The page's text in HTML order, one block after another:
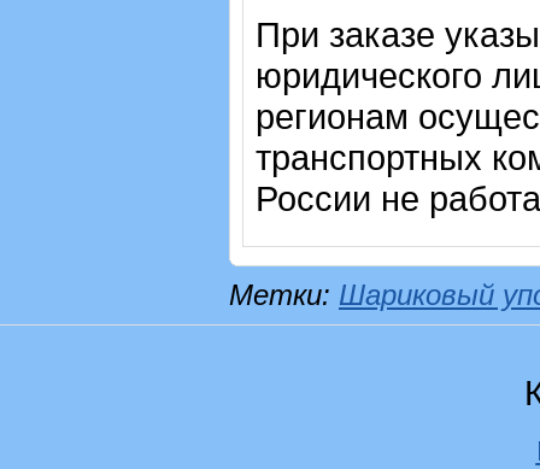
При заказе
юридического
регионам
транспортных
России не
Метки: Шариковый